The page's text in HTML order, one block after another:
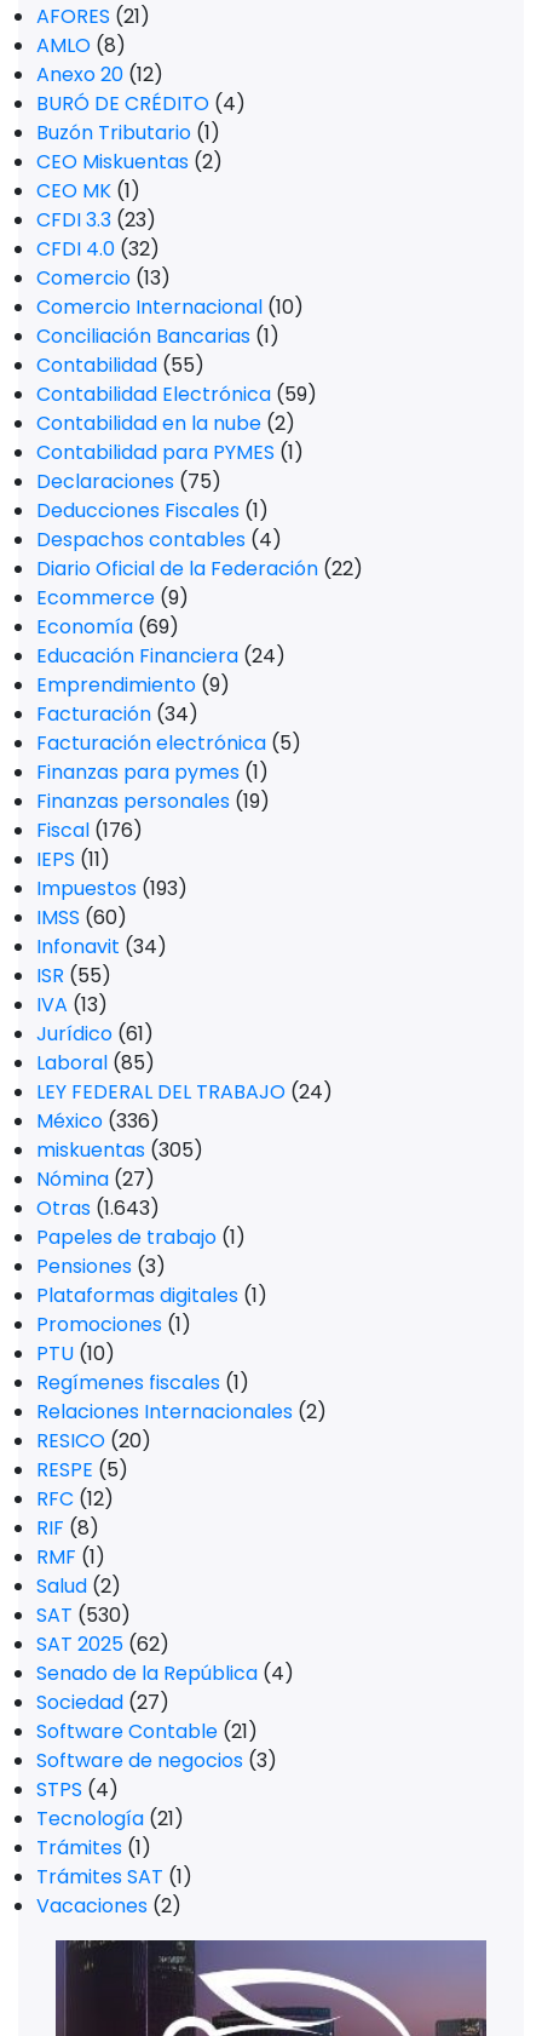
AFORES (21)
AMLO (8)
Anexo 20 (12)
BURÓ DE CRÉDITO (4)
Buzón Tributario (1)
CEO Miskuentas (2)
CEO MK (1)
CFDI 3.3 (23)
CFDI 4.0 (32)
Comercio (13)
Comercio Internacional (10)
Conciliación Bancarias (1)
Contabilidad (55)
Contabilidad Electrónica (59)
Contabilidad en la nube (2)
Contabilidad para PYMES (1)
Declaraciones (75)
Deducciones Fiscales (1)
Despachos contables (4)
Diario Oficial de la Federación (22)
Ecommerce (9)
Economía (69)
Educación Financiera (24)
Emprendimiento (9)
Facturación (34)
Facturación electrónica (5)
Finanzas para pymes (1)
Finanzas personales (19)
Fiscal (176)
IEPS (11)
Impuestos (193)
IMSS (60)
Infonavit (34)
ISR (55)
IVA (13)
Jurídico (61)
Laboral (85)
LEY FEDERAL DEL TRABAJO (24)
México (336)
miskuentas (305)
Nómina (27)
Otras (1.643)
Papeles de trabajo (1)
Pensiones (3)
Plataformas digitales (1)
Promociones (1)
PTU (10)
Regímenes fiscales (1)
Relaciones Internacionales (2)
RESICO (20)
RESPE (5)
RFC (12)
RIF (8)
RMF (1)
Salud (2)
SAT (530)
SAT 2025 (62)
Senado de la República (4)
Sociedad (27)
Software Contable (21)
Software de negocios (3)
STPS (4)
Tecnología (21)
Trámites (1)
Trámites SAT (1)
Vacaciones (2)